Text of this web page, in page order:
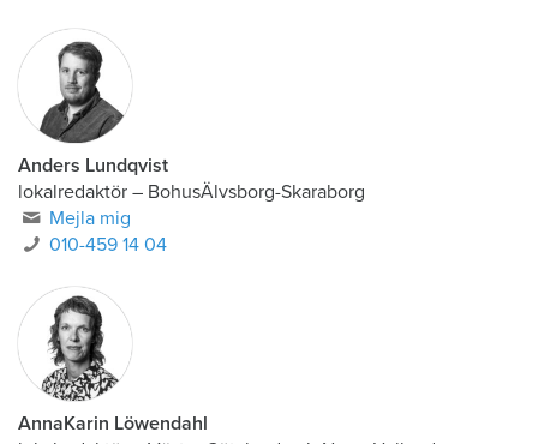
Anders Lundqvist
lokalredaktör – BohusÄlvsborg-Skaraborg
Mejla mig
010-459 14 04
AnnaKarin Löwendahl